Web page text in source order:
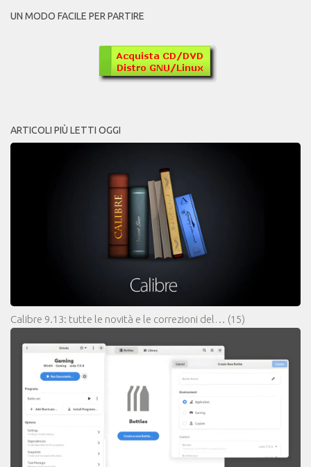
UN MODO FACILE PER PARTIRE
ARTICOLI PIÙ LETTI OGGI
Calibre 9.13: tutte le novità e le correzioni del… (15)